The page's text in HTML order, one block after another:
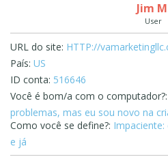
Jim
User
URL do site: HTTP://
País: US
ID conta: 516646
Você é bom/a com o computador?:
problemas, mas eu sou novo na
Como você se define?:
e já